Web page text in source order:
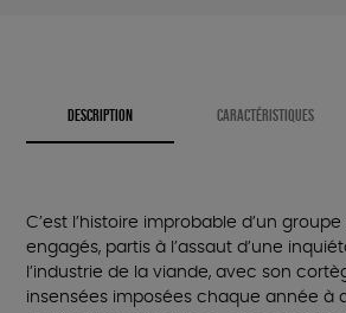
DESCRIPTION CARACTÉRISTIQUES
C’est l’histoire improbable d’un
engagés, partis à l’assaut d’une
l’industrie de la viande, avec son
insensées imposées chaque année à